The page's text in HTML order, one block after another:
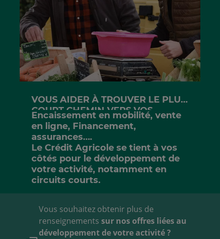
liste
la
liste
VOUS AIDER À TROUVER LE PLUS
COURT CHEMIN VERS VOS
CLIENTS
Encaissement en mobilité, vente
en ligne, Financement,
assurances….
Le Crédit Agricole se tient à vos
côtés pour le développement de
votre activité, notamment en
circuits courts.
Vous souhaitez obtenir plus de
renseignementssur nos offres liées au
développement de votre activité ?